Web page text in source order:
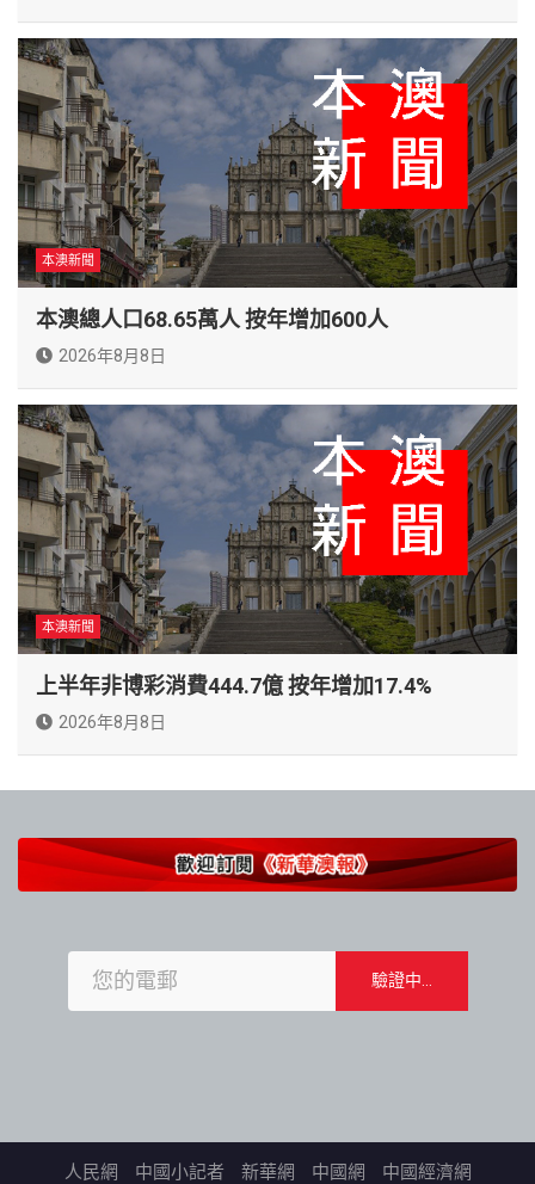
本澳新聞
本澳總人口68.65萬人 按年增加600人
2026年8月8日
本澳新聞
上半年非博彩消費444.7億 按年增加17.4%
2026年8月8日
人民網 中國小記者 新華網 中國網 中國經濟網